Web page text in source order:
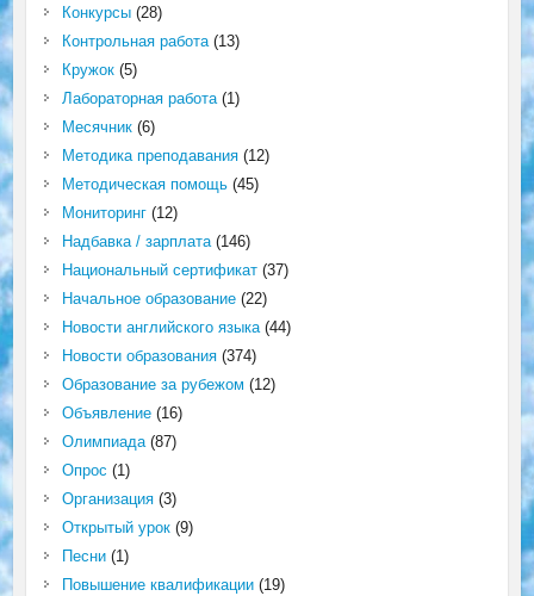
Конкурсы(28)
Контрольная работа(13)
Кружок(5)
Лабораторная работа(1)
Месячник(6)
Методика преподавания(12)
Методическая помощь(45)
Мониторинг(12)
Надбавка / зарплата(146)
Национальный сертификат(37)
Начальное образование(22)
Новости английского языка(44)
Новости образования(374)
Образование за рубежом (12)
Объявление(16)
Олимпиада(87)
Опрос (1)
Организация(3)
Открытый урок(9)
Песни(1)
Повышение квалификации(19)